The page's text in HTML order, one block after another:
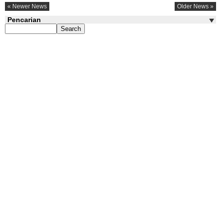
« Newer News Older News »
Pencarian